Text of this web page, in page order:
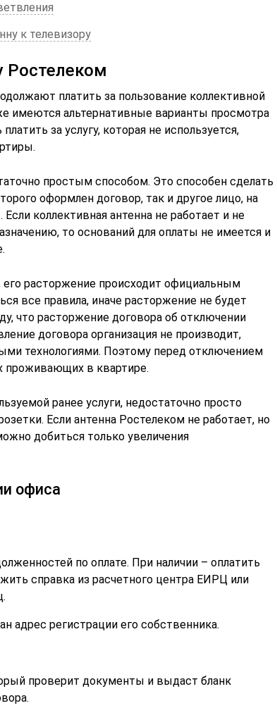
к телевизору
Ростелеком
платить за пользование коллективной
имеются альтернативные варианты просмотра
за услугу, которая не используется,
простым способом. Это способен сделать
оформлен договор, так и другое лицо, на
коллективная антенна не работает и не
то оснований для оплаты не имеется и
его расторжение происходит официальным
все правила, иначе расторжение не будет
что расторжение договора об отключении
договора организация не производит,
технологиями. Поэтому перед отключением
проживающих в квартире.
ранее услуги, недостаточно просто
Если антенна Ростелеком не работает, но
добиться только увеличения
офиса
по оплате. При наличии – оплатить
справка из расчетного центра ЕИРЦ или
адрес регистрации его собственника.
проверит документы и выдаст бланк